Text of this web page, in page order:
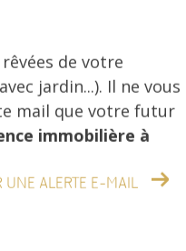
de votre
jardin...). Il ne vous
mail que votre futur
immobilière à
UNE ALERTE E-MAIL